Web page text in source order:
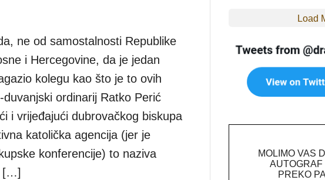
ne od samostalnosti Republike
i Hercegovine, da je jedan
kolegu kao što je to ovih
ordinarij Ratko Perić
i vrijeđajući dubrovačkog biskupa
katolička agencija (jer je
konferencije) to naziva
[…]
Load
MOLIMO VAS
AUTOGRAF
PREKO